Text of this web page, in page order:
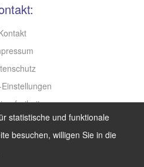
Sprache
statistische und funktionale
besuchen, willigen Sie in die